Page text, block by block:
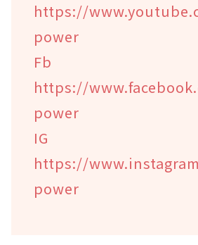
https://
power
Fb
https://
power
IG
https://
power